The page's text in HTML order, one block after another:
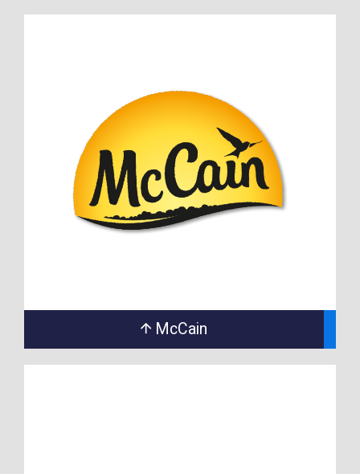
McCain